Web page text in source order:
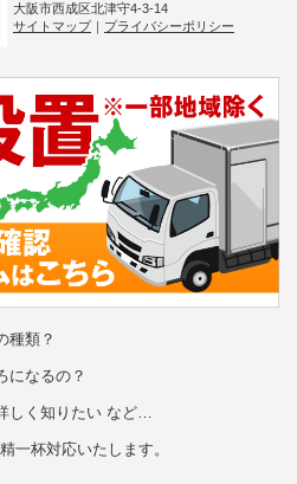
大阪市西成区北津守4-3-14
サイトマップ
プライバシーポリシー
種類？
になるの？
しく知りたい など…
一杯対応いたします。